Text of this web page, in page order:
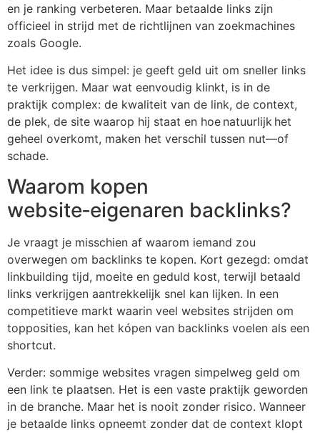
en je ranking verbeteren. Maar betaalde links zijn
officieel in strijd met de richtlijnen van zoekmachines
zoals Google.
Het idee is dus simpel: je geeft geld uit om sneller links
te verkrijgen. Maar wat eenvoudig klinkt, is in de
praktijk complex: de kwaliteit van de link, de context,
de plek, de site waarop hij staat en hoe natuurlijk het
geheel overkomt, maken het verschil tussen nut—of
schade.
Waarom kopen
website‑eigenaren backlinks?
Je vraagt je misschien af waarom iemand zou
overwegen om backlinks te kopen. Kort gezegd: omdat
linkbuilding tijd, moeite en geduld kost, terwijl betaald
links verkrijgen aantrekkelijk snel kan lijken. In een
competitieve markt waarin veel websites strijden om
topposities, kan het kópen van backlinks voelen als een
shortcut.
Verder: sommige websites vragen simpelweg geld om
een link te plaatsen. Het is een vaste praktijk geworden
in de branche. Maar het is nooit zonder risico. Wanneer
je betaalde links opneemt zonder dat de context klopt